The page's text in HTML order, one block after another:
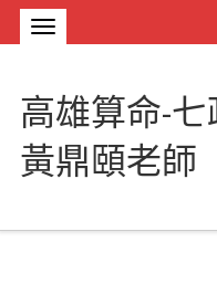
高雄算命-
黃鼎頤老師